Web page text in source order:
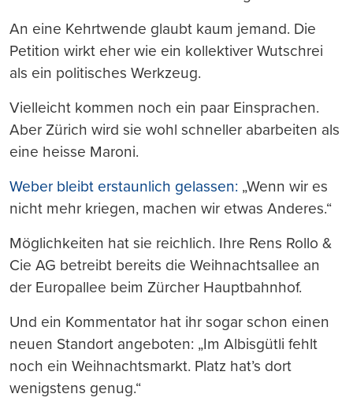
An eine Kehrtwende glaubt kaum jemand. Die
Petition wirkt eher wie ein kollektiver Wutschrei
als ein politisches Werkzeug.
Vielleicht kommen noch ein paar Einsprachen.
Aber Zürich wird sie wohl schneller abarbeiten als
eine heisse Maroni.
Weber bleibt erstaunlich gelassen: „Wenn wir es
nicht mehr kriegen, machen wir etwas Anderes.“
Möglichkeiten hat sie reichlich. Ihre Rens Rollo &
Cie AG betreibt bereits die Weihnachtsallee an
der Europallee beim Zürcher Hauptbahnhof.
Und ein Kommentator hat ihr sogar schon einen
neuen Standort angeboten: „Im Albisgütli fehlt
noch ein Weihnachtsmarkt. Platz hat’s dort
wenigstens genug.“